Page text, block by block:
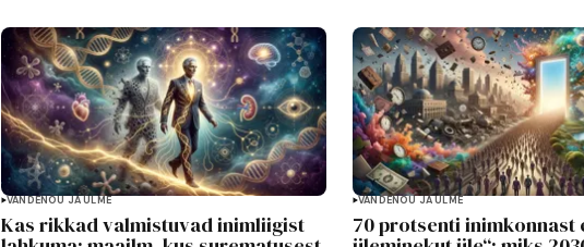
VANDENÕU JA ULME
Kas rikkad valmistuvad inimliigist
VANDENÕU JA ULME
70 protsenti inimkonnast